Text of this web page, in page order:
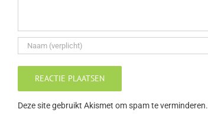
Deze site gebruikt Akismet om spam te verminderen.